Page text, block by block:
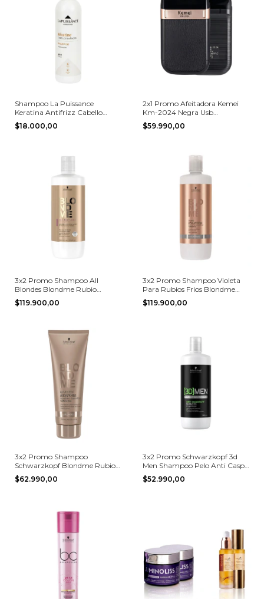
Shampoo La Puissance
Keratina Antifrizz Cabello
Dañado 300ml
$18.000,00
2x1 Promo Afeitadora Kemei
Km-2024 Negra Usb
Recargable
$59.990,00
3x2 Promo Shampoo All
Blondes Blondme Rubio
Schwarzkopf 1000 Ml
$119.900,00
3x2 Promo Shampoo Violeta
Para Rubios Frios Blondme
Schwarzkopf 1L
$119.900,00
3x2 Promo Shampoo
Schwarzkopf Blondme Rubios
Ph Keratin X250ml
$62.990,00
3x2 Promo Schwarzkopf 3d
Men Shampoo Pelo Anti Caspa
X 1000ml
$52.990,00